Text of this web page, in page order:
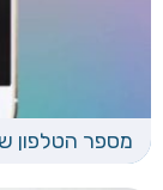
מספר הטלפון